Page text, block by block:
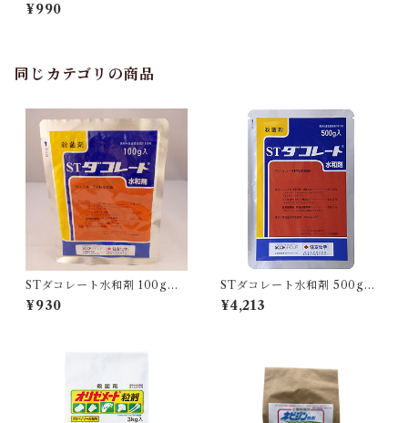
¥990
同じカテゴリの商品
STダコレート水和剤 100g 1
袋
¥930
STダコレート水和剤 500g 1
袋
¥4,213